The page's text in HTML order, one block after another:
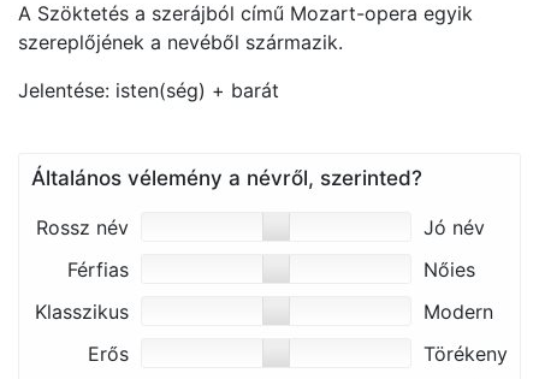
A Szöktetés a szerájból című Mozart-opera egyik
szereplőjének a nevéből származik.
Jelentése: isten(ség) + barát
Általános vélemény a névről, szerinted?
Rossz név
Jó név
Férfias
Nőies
Klasszikus
Modern
Erős
Törékeny